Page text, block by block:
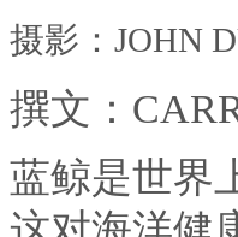
摄影：JOHN
撰文：
蓝鲸是世界